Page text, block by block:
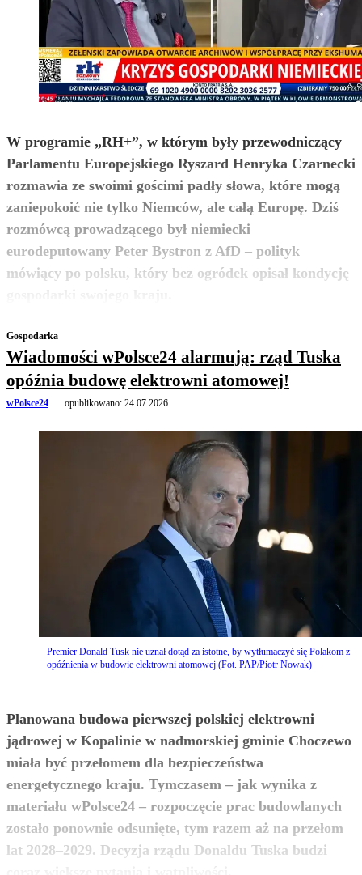
W programie „RH+”, w którym były przewodniczący
Parlamentu Europejskiego Ryszard Henryka Czarnecki
rozmawia ze swoimi gościmi padły słowa, które mogą
zaniepokoić nie tylko Niemców, ale całą Europę. Dziś
rozmówcą prowadzącego był niemiecki
eurodeputowany Peter Bystron z AfD – polityk
mówiący po polsku, który bez ogródek opisał kondycję
zobacz więcej
Gospodarka
Wiadomości wPolsce24 alarmują: rząd Tuska
opóźnia budowę elektrowni atomowej!
wPolsce24 opublikowano: 24.07.2026
Premier Donald Tusk nie uznał dotąd za istotne, by wytłumaczyć się Polakom z
opóźnienia w budowie elektrowni atomowej (Fot. PAP/Piotr Nowak)
Planowana budowa pierwszej polskiej elektrowni
jądrowej w Kopalinie w nadmorskiej gminie Choczewo
miała być przełomem dla bezpieczeństwa
energetycznego kraju. Tymczasem – jak wynika z
materiału wPolsce24 – rozpoczęcie prac budowlanych
zostało ponownie odsunięte, tym razem aż na przełom
lat 2028–2029. Decyzja rządu Donaldu Tuska budzi
zobacz więcej